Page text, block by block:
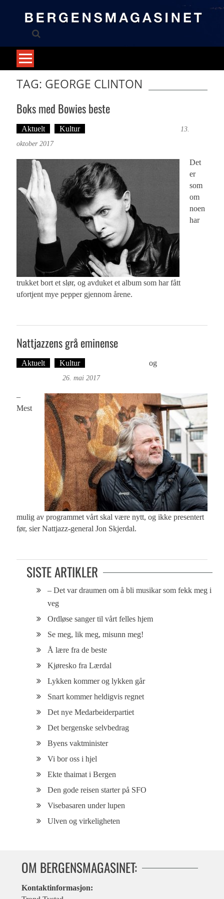
TAG: GEORGE CLINTON
Boks med Bowies beste
Aktuelt Kultur
13.
oktober 2017
Det
er
som
om
noen
har
trukket bort et slør, og avduket et album som har fått
ufortjent mye pepper gjennom årene.
Nattjazzens grå eminense
Aktuelt Kultur og
26. mai 2017
–
Mest
mulig av programmet vårt skal være nytt, og ikke presentert
før, sier Nattjazz-general Jon Skjerdal.
SISTE ARTIKLER
– Det var draumen om å bli musikar som fekk meg i
veg
Ordløse sanger til vårt felles hjem
Se meg, lik meg, misunn meg!
Å lære fra de beste
Kjøresko fra Lærdal
Lykken kommer og lykken går
Snart kommer heldigvis regnet
Det nye Medarbeiderpartiet
Det bergenske selvbedrag
Byens vaktminister
Vi bor oss i hjel
Ekte thaimat i Bergen
Den gode reisen starter på SFO
Visebasaren under lupen
Ulven og virkeligheten
OM BERGENSMAGASINET:
Kontaktinformasjon: